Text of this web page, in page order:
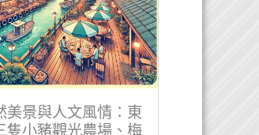
美景與人文風情：東
隻小豬觀光農場、梅